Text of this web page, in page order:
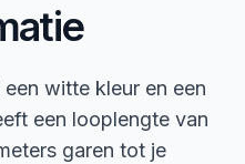
witte kleur en een
een looplengte van
garen tot je